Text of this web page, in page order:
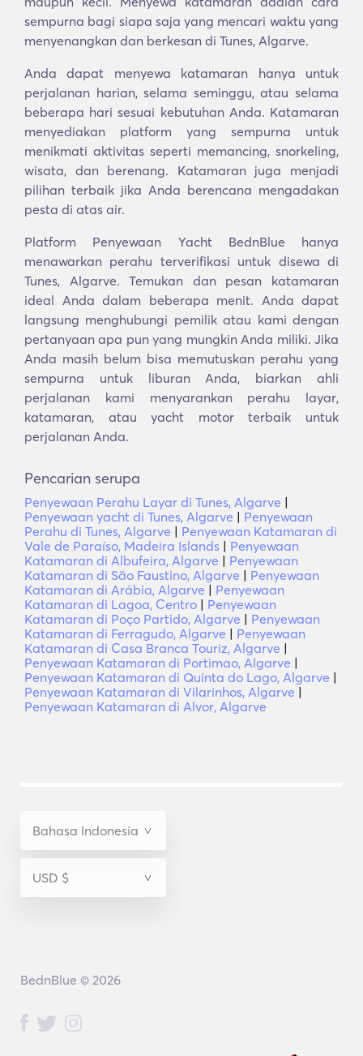
sempurna bagi siapa saja yang mencari waktu yang
menyenangkan dan berkesan di Tunes, Algarve.
Anda dapat menyewa katamaran hanya untuk
perjalanan harian, selama seminggu, atau selama
beberapa hari sesuai kebutuhan Anda. Katamaran
menyediakan platform yang sempurna untuk
menikmati aktivitas seperti memancing, snorkeling,
wisata, dan berenang. Katamaran juga menjadi
pilihan terbaik jika Anda berencana mengadakan
pesta di atas air.
Platform Penyewaan Yacht BednBlue hanya
menawarkan perahu terverifikasi untuk disewa di
Tunes, Algarve. Temukan dan pesan katamaran
ideal Anda dalam beberapa menit. Anda dapat
langsung menghubungi pemilik atau kami dengan
pertanyaan apa pun yang mungkin Anda miliki. Jika
Anda masih belum bisa memutuskan perahu yang
sempurna untuk liburan Anda, biarkan ahli
perjalanan kami menyarankan perahu layar,
katamaran, atau yacht motor terbaik untuk
perjalanan Anda.
Pencarian serupa
Penyewaan Perahu Layar di Tunes, Algarve |
Penyewaan yacht di Tunes, Algarve | Penyewaan
Perahu di Tunes, Algarve | Penyewaan Katamaran di
Vale de Paraíso, Madeira Islands | Penyewaan
Katamaran di Albufeira, Algarve | Penyewaan
Katamaran di São Faustino, Algarve | Penyewaan
Katamaran di Arábia, Algarve | Penyewaan
Katamaran di Lagoa, Centro | Penyewaan
Katamaran di Poço Partido, Algarve | Penyewaan
Katamaran di Ferragudo, Algarve | Penyewaan
Katamaran di Casa Branca Touriz, Algarve |
Penyewaan Katamaran di Portimao, Algarve |
Penyewaan Katamaran di Quinta do Lago, Algarve |
Penyewaan Katamaran di Vilarinhos, Algarve |
Penyewaan Katamaran di Alvor, Algarve
BednBlue © 2026